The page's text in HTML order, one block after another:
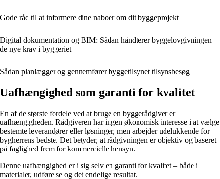
Gode råd til at informere dine naboer om dit byggeprojekt
Digital dokumentation og BIM: Sådan håndterer byggelovgivningen
de nye krav i byggeriet
Sådan planlægger og gennemfører byggetilsynet tilsynsbesøg
Uafhængighed som garanti for kvalitet
En af de største fordele ved at bruge en byggerådgiver er
uafhængigheden. Rådgiveren har ingen økonomisk interesse i at vælge
bestemte leverandører eller løsninger, men arbejder udelukkende for
bygherrens bedste. Det betyder, at rådgivningen er objektiv og baseret
på faglighed frem for kommercielle hensyn.
Denne uafhængighed er i sig selv en garanti for kvalitet – både i
materialer, udførelse og det endelige resultat.